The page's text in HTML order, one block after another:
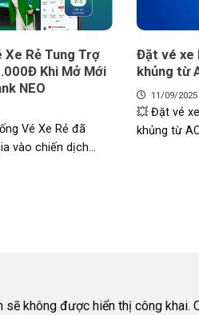
Xe Rẻ Tung Trợ
Khi Mở Mới
NEO
Vé Xe Rẻ đã
vào chiến dịch...
Đặt vé xe
khủng từ
11/09/2025
💥 Đặt vé
khủng từ
sẽ không được hiển thị công khai.